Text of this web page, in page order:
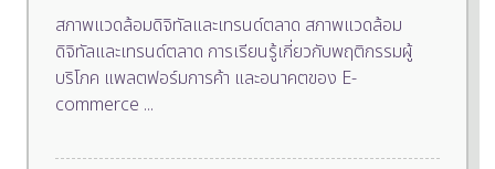
สภาพแวดล้อมดิจิทัลและเทรนด์ตลาด สภาพแวดล้อม
ดิจิทัลและเทรนด์ตลาด การเรียนรู้เกี่ยวกับพฤติกรรมผู้
บริโภค แพลตฟอร์มการค้า และอนาคตของ E-
commerce ...